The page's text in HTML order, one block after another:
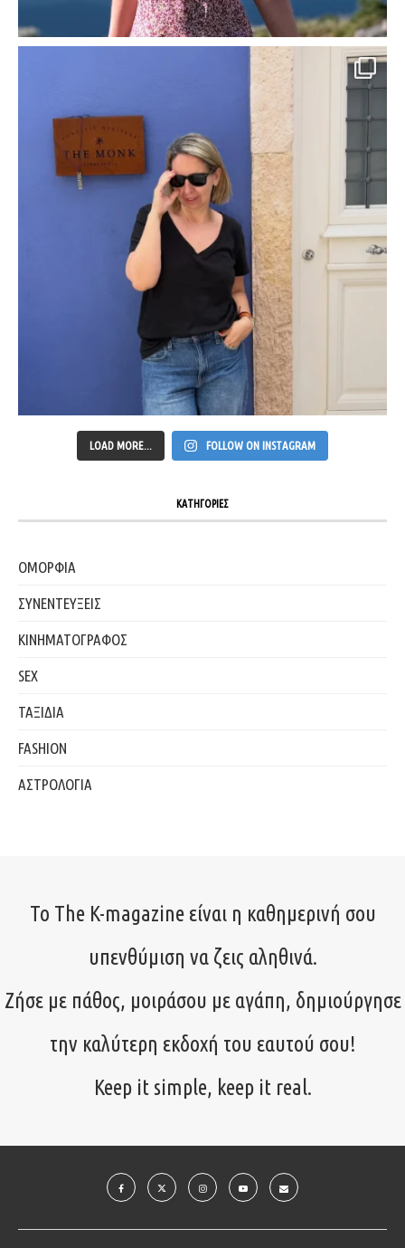
LOAD MORE... FOLLOW ON INSTAGRAM
ΚΑΤΗΓΟΡΙΕΣ
ΟΜΟΡΦΙΑ
ΣΥΝΕΝΤΕΥΞΕΙΣ
ΚΙΝΗΜΑΤΟΓΡΑΦΟΣ
SEX
ΤΑΞΙΔΙΑ
FASHION
ΑΣΤΡΟΛΟΓΙΑ
Το The K-magazine είναι η καθημερινή σου
υπενθύμιση να ζεις αληθινά.
Ζήσε με πάθος, μοιράσου με αγάπη, δημιούργησε
την καλύτερη εκδοχή του εαυτού σου!
Keep it simple, keep it real.